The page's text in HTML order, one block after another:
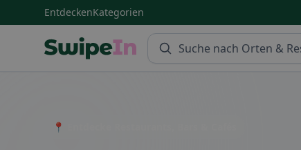
EntdeckenKategorien
📍 Entdecke Restaurants, Bars & Cafés